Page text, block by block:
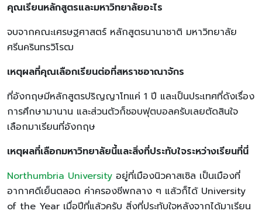
คุณเรียนหลักสูตรและมหาวิทยาลัยอะไร
จบจากคณะเศรษฐศาสตร์ หลักสูตรนานาชาติ มหาวิทยาลัย
ศรีนครินทรวิโรฒ
เหตุผลที่คุณเลือกเรียนต่อที่สหราชอาณาจักร
ที่อังกฤษมีหลักสูตรปริญญาโทแค่ 1 ปี และเป็นประเทศที่ดังเรื่อง
การศึกษามานาน และส่วนตัวก็ชอบฟุตบอลครับเลยตัดสินใจ
เลือกมาเรียนที่อังกฤษ
เหตุผลที่เลือกมหาวิทยาลัยนี้และสิ่งที่ประทับใจระหว่างเรียนที่นี่
Northumbria University อยู่ที่เมืองนิวคาสเซิล เป็นเมืองที่
อากาศดีเย็นตลอด ค่าครองชีพกลาง ๆ แล้วก็ได้ University
of the Year เมื่อปีที่แล้วครับ สิ่งที่ประทับใจหลังจากได้มาเรียน